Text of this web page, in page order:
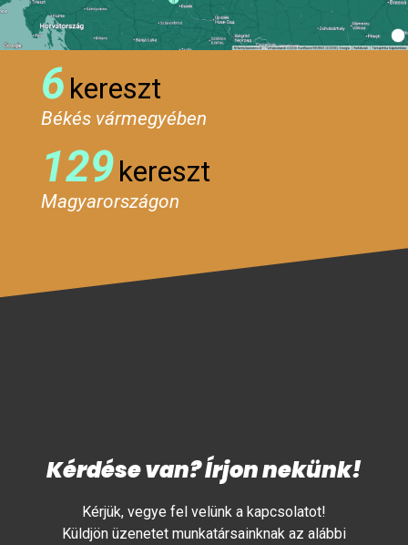
6 kereszt
Békés vármegyében
129kereszt
Magyarországon
Kérdése van? Írjon nekünk!
Kérjük, vegye fel velünk a kapcsolatot!
Küldjön üzenetet munkatársainknak az alábbi